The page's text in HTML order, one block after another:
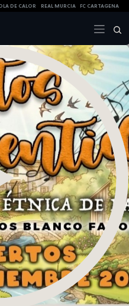
DE CALOR REAL MURCIA FC CARTAGENA